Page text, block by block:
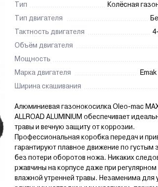
Тип
Колёсная
Тип двигателя
Тактность двигателя
Объём двигателя
Мощность
Марка двигателя
Ширина скашивания
Алюминиевая газонокосилка Oleo-mac
ALLROAD ALUMINIUM обеспечивает
травы и вечную защиту от коррозии.
Профессиональная коробка передач и
гарантируют плавное движение по густым
без потери оборотов ножа. Никаких
ржавчины на корпусе даже при
влажной утренней травы. Незаменима для